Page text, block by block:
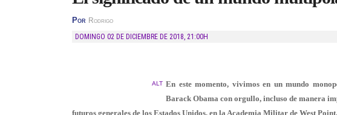
Por Rodrigo
DOMINGO 02 DE DICIEMBRE DE 2018, 21:00H
ALT En este momento, vivimos en un mundo
Barack Obama con orgullo, incluso de manera
futuros generales de los Estados Unidos, en la Academia Militar de West